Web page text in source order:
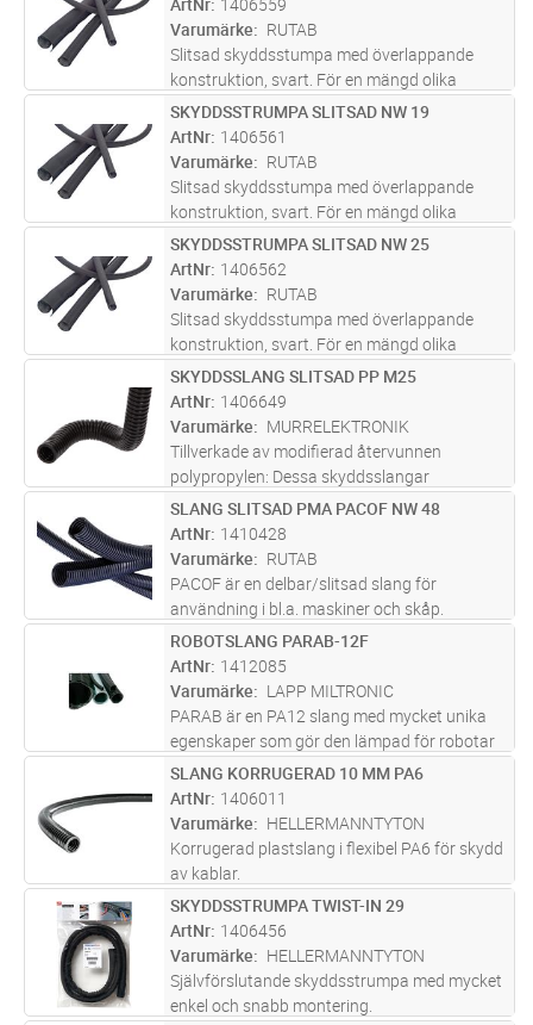
Material i polyester monofil och multif
mer
ArtNr 1406559
Varumärke
RUTAB
Slitsad skyddsstumpa med överlappande
konstruktion, svart. För en mängd olika
applikationer, även för eftermontering.
Buntning eller vibrationsskydd av kablar.
Material i polyester monofil och multif
mer
M Lägg i kundvagn
SKYDDSSTRUMPA SLITSAD NW 19
ArtNr 1406561
Varumärke
RUTAB
Slitsad skyddsstumpa med överlappande
konstruktion, svart. För en mängd olika
applikationer, även för eftermontering.
Buntning eller vibrationsskydd av kablar.
Material i polyester monofil och multif
mer
M Lägg i kundvagn
SKYDDSSTRUMPA SLITSAD NW 25
ArtNr 1406562
Varumärke
RUTAB
Slitsad skyddsstumpa med överlappande
konstruktion, svart. För en mängd olika
applikationer, även för eftermontering.
Buntning eller vibrationsskydd av kablar.
Material i polyester monofil och multif
mer
M Lägg i kundvagn
SKYDDSSLANG SLITSAD PP M25
ArtNr 1406649
Varumärke
MURRELEKTRONIK
Tillverkade av modifierad återvunnen
polypropylen: Dessa skyddsslangar
kännetecknas av sin utmärkta kemiska
beständighet. Lättare och mer flexibla: Tack
vare den minskade materialanvändningen är
de l...läs mer
M Lägg i kundvagn
SLANG SLITSAD PMA PACOF NW 48
ArtNr 1410428
Varumärke
RUTAB
PACOF är en delbar/slitsad slang för
användning i bl.a. maskiner och skåp.
Temperaturområde –40°C /+105°C.
Kortfristigt 150°C.
M Lägg i kundvagn
ROBOTSLANG PARAB-12F
ArtNr 1412085
Varumärke
LAPP MILTRONIC
PARAB är en PA12 slang med mycket unika
egenskaper som gör den lämpad för robotar
och andra maskiner med rörliga delar samt
övriga högflexibla installationer
Temperaturområde: -40°C till +85°C dy
mer
M Lägg i kundvagn
SLANG KORRUGERAD 10 MM PA6
ArtNr 1406011
Varumärke
HELLERMANNTYTON
Korrugerad plastslang i flexibel PA6 för skydd
av kablar.
ST Lägg i kundvagn
SKYDDSSTRUMPA TWIST-IN 29
ArtNr 1406456
Varumärke
HELLERMANNTYTON
Självförslutande skyddsstrumpa med mycket
enkel och snabb montering.